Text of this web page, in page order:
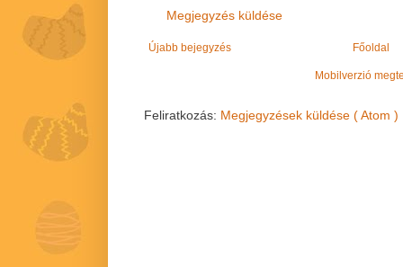
Megjegyzés küldése
Újabb bejegyzés Főoldal
Mobilverzió
Feliratkozás: Megjegyzések küldése ( Atom )